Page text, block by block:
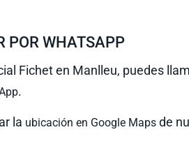
POR WHATSAPP
Fichet en Manlleu, puedes
.
la ubicación en Google Maps de